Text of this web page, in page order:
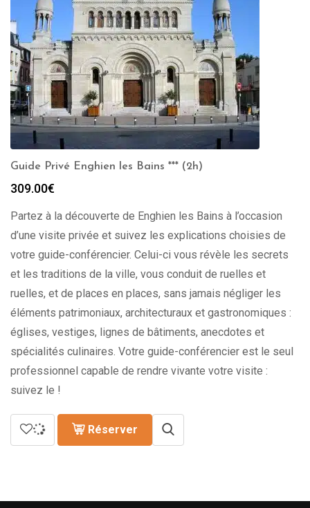
Guide Privé Enghien les Bains *** (2h)
309.00€
Partez à la découverte de Enghien les Bains à l’occasion
d’une visite privée et suivez les explications choisies de
votre guide-conférencier. Celui-ci vous révèle les secrets
et les traditions de la ville, vous conduit de ruelles et
ruelles, et de places en places, sans jamais négliger les
éléments patrimoniaux, architecturaux et gastronomiques :
églises, vestiges, lignes de bâtiments, anecdotes et
spécialités culinaires. Votre guide-conférencier est le seul
professionnel capable de rendre vivante votre visite :
suivez le !
Réserver